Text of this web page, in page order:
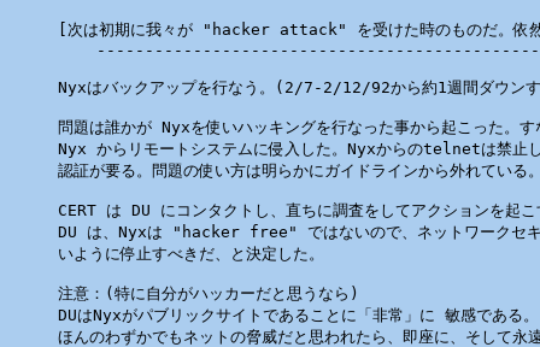
[次は初期に我々が "hacker attack" を受けた時のものだ。依
Nyxはバックアップを行なう。(2/7-2/12/92から約1週間ダウン
問題は誰かが Nyxを使いハッキングを行なった事から起こった。す
Nyx からリモートシステムに侵入した。Nyxからのtelnetは禁止
認証が要る。問題の使い方は明らかにガイドラインから外れている
CERT は DU にコンタクトし、直ちに調査をしてアクションを起
DU は、Nyxは "hacker free" ではないので、ネットワークセキ
いように停止すべきだ、と決定した。
注意：(特に自分がハッカーだと思うなら)
DUはNyxがパブリックサイトであることに「非常」に 敏感である
ほんのわずかでもネットの脅威だと思われたら、即座に、そして永